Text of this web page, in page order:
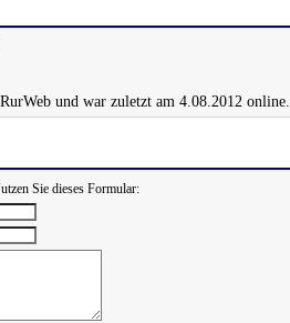
und war zuletzt am 4.08.2012 online.
Sie dieses Formular: